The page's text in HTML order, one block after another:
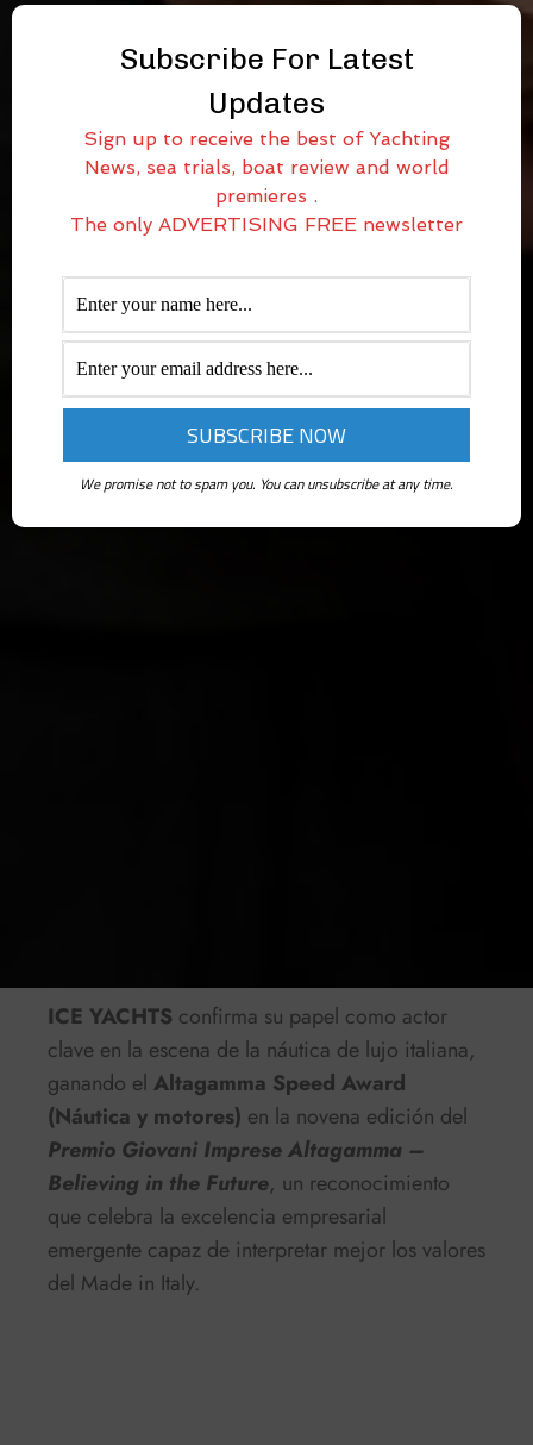
ICE YACHTS confirma su papel como actor
clave en la escena de la náutica de lujo italiana,
ganando el Altagamma Speed Award
(Náutica y motores) en la novena edición del
Premio Giovani Imprese Altagamma –
Believing in the Future, un reconocimiento
que celebra la excelencia empresarial
emergente capaz de interpretar mejor los valores
del Made in Italy.
Subscribe For Latest
Updates
Sign up to receive the best of Yachting
News, sea trials, boat review and world
premieres .
The only ADVERTISING FREE newsletter
We promise not to spam you. You can unsubscribe at any time.